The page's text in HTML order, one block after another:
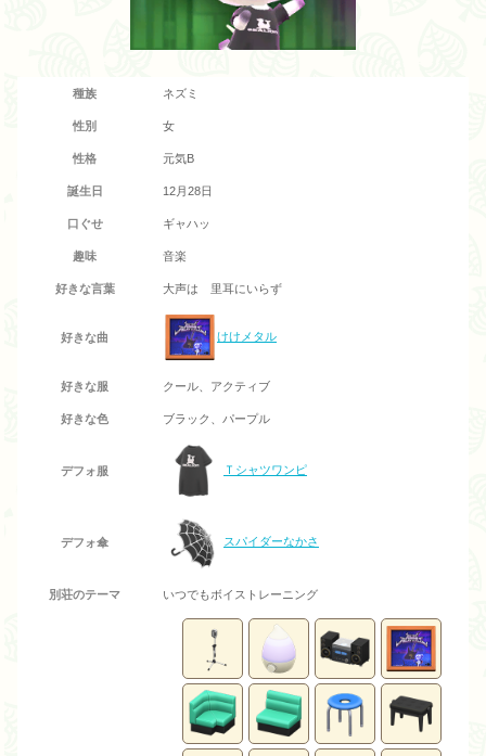
種族 ネズミ
性別 女
性格 元気B
誕生日 12月28日
口ぐせ ギャハッ
趣味 音楽
好きな言葉 大声は 里耳にいらず
好きな曲 けけメタル
好きな服 クール、アクティブ
好きな色 ブラック、パープル
デフォ服 Ｔシャツワンピ
デフォ傘 スパイダーなかさ
別荘のテーマ いつでもボイストレーニング